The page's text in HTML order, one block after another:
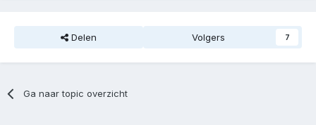
Delen Volgers 7
Ga naar topic overzicht